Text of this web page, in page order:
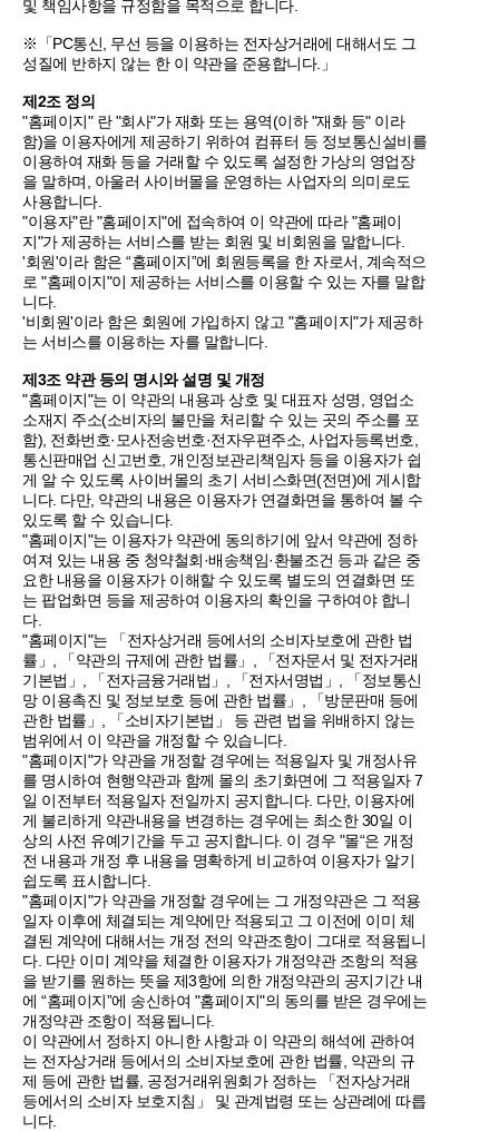
및 책임사항을 규정함을 목적으로 합니다.
※「PC통신, 무선 등을 이용하는 전자상거래에 대해서도 그
성질에 반하지 않는 한 이 약관을 준용합니다.」
제2조 정의
"홈페이지" 란 "회사"가 재화 또는 용역(이하 "재화 등" 이라
함)을 이용자에게 제공하기 위하여 컴퓨터 등 정보통신설비를
이용하여 재화 등을 거래할 수 있도록 설정한 가상의 영업장
을 말하며, 아울러 사이버몰을 운영하는 사업자의 의미로도
사용합니다.
"이용자"란 "홈페이지"에 접속하여 이 약관에 따라 "홈페이
지"가 제공하는 서비스를 받는 회원 및 비회원을 말합니다.
'회원'이라 함은 “홈페이지”에 회원등록을 한 자로서, 계속적으
로 "홈페이지"이 제공하는 서비스를 이용할 수 있는 자를 말합
니다.
'비회원'이라 함은 회원에 가입하지 않고 "홈페이지"가 제공하
는 서비스를 이용하는 자를 말합니다.
제3조 약관 등의 명시와 설명 및 개정
"홈페이지"는 이 약관의 내용과 상호 및 대표자 성명, 영업소
소재지 주소(소비자의 불만을 처리할 수 있는 곳의 주소를 포
함), 전화번호·모사전송번호·전자우편주소, 사업자등록번호,
통신판매업 신고번호, 개인정보관리책임자 등을 이용자가 쉽
게 알 수 있도록 사이버몰의 초기 서비스화면(전면)에 게시합
니다. 다만, 약관의 내용은 이용자가 연결화면을 통하여 볼 수
있도록 할 수 있습니다.
"홈페이지"는 이용자가 약관에 동의하기에 앞서 약관에 정하
여져 있는 내용 중 청약철회·배송책임·환불조건 등과 같은 중
요한 내용을 이용자가 이해할 수 있도록 별도의 연결화면 또
는 팝업화면 등을 제공하여 이용자의 확인을 구하여야 합니
다.
"홈페이지"는 「전자상거래 등에서의 소비자보호에 관한 법
률」, 「약관의 규제에 관한 법률」, 「전자문서 및 전자거래
기본법」, 「전자금융거래법」, 「전자서명법」, 「정보통신
망 이용촉진 및 정보보호 등에 관한 법률」, 「방문판매 등에
관한 법률」, 「소비자기본법」 등 관련 법을 위배하지 않는
범위에서 이 약관을 개정할 수 있습니다.
"홈페이지"가 약관을 개정할 경우에는 적용일자 및 개정사유
를 명시하여 현행약관과 함께 몰의 초기화면에 그 적용일자 7
일 이전부터 적용일자 전일까지 공지합니다. 다만, 이용자에
게 불리하게 약관내용을 변경하는 경우에는 최소한 30일 이
상의 사전 유예기간을 두고 공지합니다. 이 경우 "몰“은 개정
전 내용과 개정 후 내용을 명확하게 비교하여 이용자가 알기
쉽도록 표시합니다.
"홈페이지"가 약관을 개정할 경우에는 그 개정약관은 그 적용
일자 이후에 체결되는 계약에만 적용되고 그 이전에 이미 체
결된 계약에 대해서는 개정 전의 약관조항이 그대로 적용됩니
다. 다만 이미 계약을 체결한 이용자가 개정약관 조항의 적용
을 받기를 원하는 뜻을 제3항에 의한 개정약관의 공지기간 내
에 “홈페이지”에 송신하여 "홈페이지"의 동의를 받은 경우에는
개정약관 조항이 적용됩니다.
이 약관에서 정하지 아니한 사항과 이 약관의 해석에 관하여
는 전자상거래 등에서의 소비자보호에 관한 법률, 약관의 규
제 등에 관한 법률, 공정거래위원회가 정하는 「전자상거래
등에서의 소비자 보호지침」 및 관계법령 또는 상관례에 따릅
니다.